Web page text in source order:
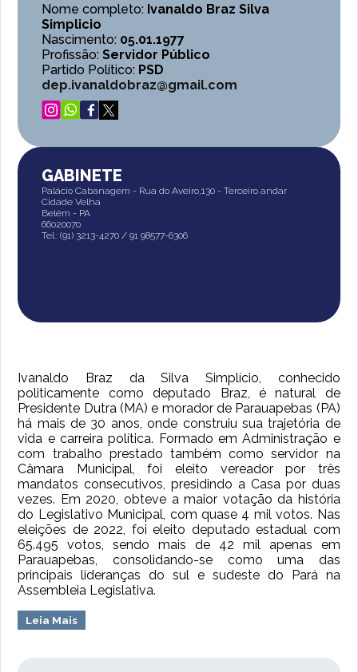
Nome completo: Ivanaldo Braz Silva
Simplicio
Nascimento: 05.01.1977
Profissão:Servidor Público
Partido Político: PSD
dep.ivanaldobraz@gmail.com
GABINETE
Palácio Cabanagem - Rua do Aveiro,130 - Terceiro andar
Cidade Velha
Belém - PA
66020070
Tel.: (91) 3213-4270 / 91 98577-6306
Ivanaldo Braz da Silva Simplício, conhecido
politicamente como deputado Braz, é natural de
Presidente Dutra (MA) e morador de Parauapebas (PA)
há mais de 30 anos, onde construiu sua trajetória de
vida e carreira política. Formado em Administração e
com trabalho prestado também como servidor na
Câmara Municipal, foi eleito vereador por três
mandatos consecutivos, presidindo a Casa por duas
vezes. Em 2020, obteve a maior votação da história
do Legislativo Municipal, com quase 4 mil votos. Nas
eleições de 2022, foi eleito deputado estadual com
65.495 votos, sendo mais de 42 mil apenas em
Parauapebas, consolidando-se como uma das
principais lideranças do sul e sudeste do Pará na
Assembleia Legislativa.
Leia Mais